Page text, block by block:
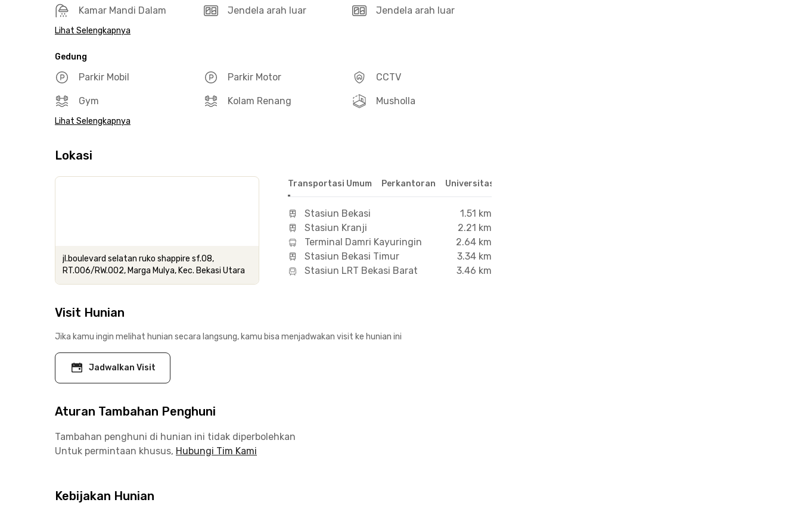
Kamar Mandi Dalam Jendela arah luar Jendela arah luar
Lihat Selengkapnya
Gedung
Parkir Mobil Parkir Motor CCTV
Gym Kolam Renang Musholla
Lihat Selengkapnya
Lokasi
jl.boulevard selatan ruko shappire sf.08,
RT.006/RW.002, Marga Mulya, Kec. Bekasi Utara
Transportasi Umum Perkantoran Universitas
Stasiun Bekasi
1.51 km
Stasiun Kranji
2.21 km
Terminal Damri Kayuringin
2.64 km
Stasiun Bekasi Timur
3.34 km
Stasiun LRT Bekasi Barat
3.46 km
Visit Hunian
Jika kamu ingin melihat hunian secara langsung, kamu bisa menjadwakan visit ke hunian ini
Jadwalkan Visit
Aturan Tambahan Penghuni
Tambahan penghuni di hunian ini tidak diperbolehkan
Untuk permintaan khusus, Hubungi Tim Kami
Kebijakan Hunian